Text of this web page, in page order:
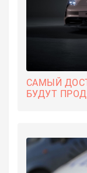
САМЫЙ
БУДУТ